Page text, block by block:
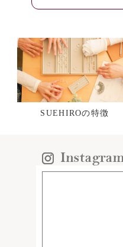
SUEHIROの特徴